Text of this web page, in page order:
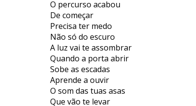
O percurso acabou
De começar
Precisa ter medo
Não só do escuro
A luz vai te assombrar
Quando a porta abrir
Sobe as escadas
Aprende a ouvir
O som das tuas asas
Que vão te levar